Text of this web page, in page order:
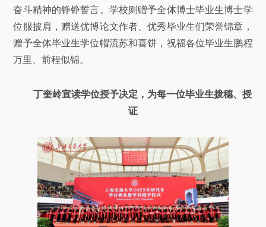
奋斗精神的铮铮誓言。学校则赠予全体博士毕业生博士学
位服披肩，赠送优博论文作者、优秀毕业生们荣誉锦章，
赠予全体毕业生学位帽流苏和喜饼，祝福各位毕业生鹏程
万里、前程似锦。
丁奎岭宣读学位授予决定，为每一位毕业生拨穗、授
证